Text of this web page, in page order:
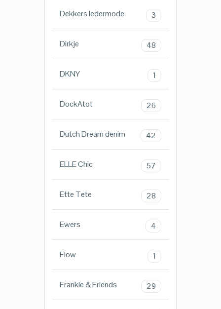
Dekkers ledermode 3
Dirkje 48
DKNY 1
DockAtot 26
Dutch Dream denim 42
ELLE Chic 57
Ette Tete 28
Ewers 4
Flow 1
Frankie & Friends 29